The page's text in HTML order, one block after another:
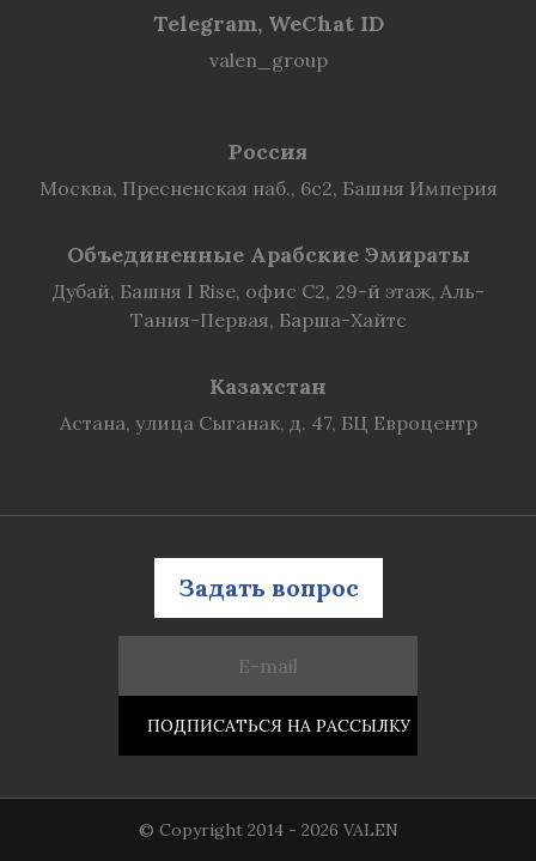
Telegram, WeChat ID
valen_group
Россия
Москва, Пресненская наб., 6с2, Башня Империя
Объединенные Арабские Эмираты
Дубай, Башня I Rise, офис C2, 29-й этаж, Аль-
Тания-Первая, Барша-Хайтс
Казахстан
Астана, улица Сыганак, д. 47, БЦ Евроцентр
Задать вопрос
© Copyright 2014 - 2026 VALEN